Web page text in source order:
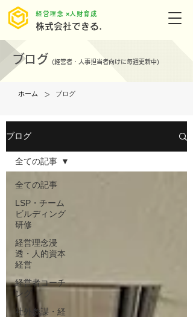
株式会社できる.
​経営理念 ×人財育成
ブログ (経営者・人事担当者向けに毎週更新中)
ホーム > ブログ
ブログ
全ての記事
LSP・チーム
ビルディング
研修
経営理念浸
透・人的資本
経営
経営者コーチ
ング
社外参謀・経
全ての記事